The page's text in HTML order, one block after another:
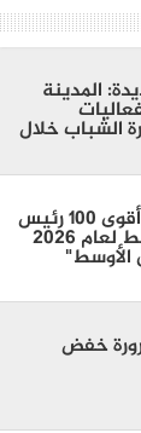
المدينة
الشباب خلال
أنكوش أرورا ضمن قائمة أقوى 100 رئيس
تنفيذي في الشرق الأوسط لعام 2026
خفض